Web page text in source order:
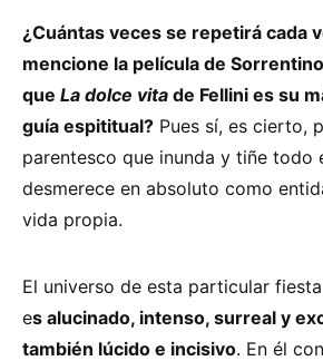
¿Cuántas veces se repetirá cada
mencione la película de
que La dolce vita de Fellini es su
guía espititual? Pues sí, es cierto,
parentesco que inunda y tiñe todo
desmerece en absoluto como
vida propia.
El universo de esta particular
es alucinado, intenso, surreal y
también lúcido e incisivo. En él